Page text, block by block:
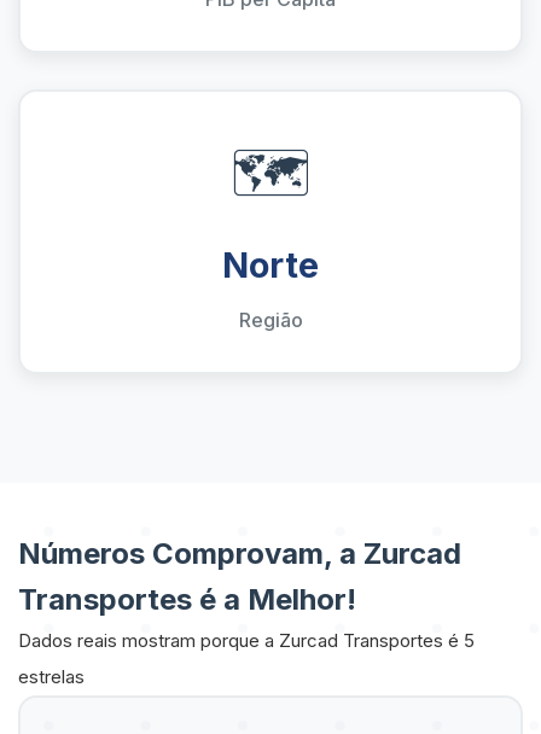
🗺️
Norte
Região
Números Comprovam, a Zurcad
Transportes é a Melhor!
Dados reais mostram porque a Zurcad Transportes é 5
estrelas